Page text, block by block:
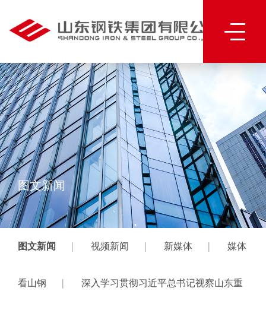
图文新闻
图文新闻 | 视频新闻 | 新媒体 | 媒体
看山钢 | 深入学习贯彻习近平总书记视察山东重